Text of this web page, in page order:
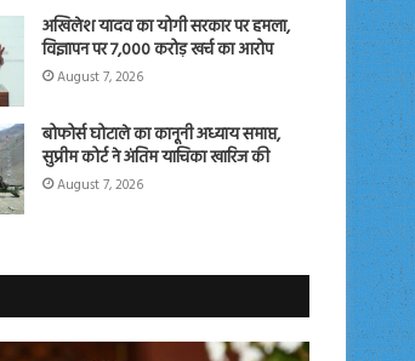
अखिलेश यादव का योगी सरकार पर हमला,
विज्ञापन पर 7,000 करोड़ खर्च का आरोप
August 7, 2026
बोफोर्स घोटाले का कानूनी अध्याय समाप्त,
सुप्रीम कोर्ट ने अंतिम याचिका खारिज की
August 7, 2026